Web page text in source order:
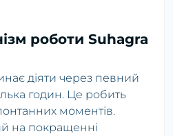
роботи Suhagra
діяти через певний
годин. Це робить
моментів.
на покращенні